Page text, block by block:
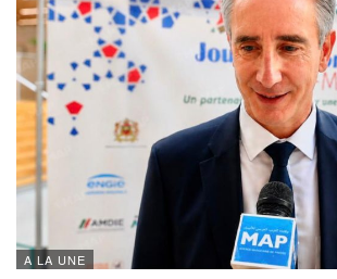
A LA UNE